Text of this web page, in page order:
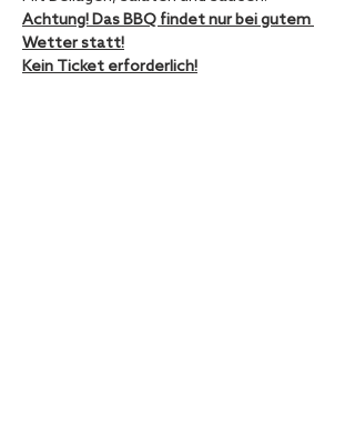
Achtung! Das BBQ findet nur bei gutem
Wetter statt!
Kein Ticket erforderlich!